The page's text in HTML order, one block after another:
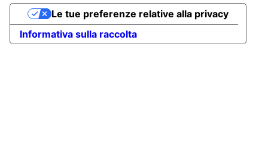
Informativa sulla raccolta
Le tue preferenze relative alla privacy